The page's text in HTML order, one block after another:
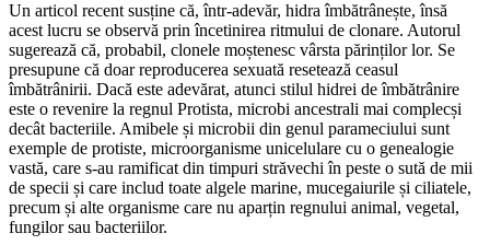
Un articol recent susține că, într-adevăr, hidra îmbătrânește, însă
acest lucru se observă prin încetinirea ritmului de clonare. Autorul
sugerează că, probabil, clonele moștenesc vârsta părinților lor. Se
presupune că doar reproducerea sexuată resetează ceasul
îmbătrânirii. Dacă este adevărat, atunci stilul hidrei de îmbătrânire
este o revenire la regnul Protista, microbi ancestrali mai complecși
decât bacteriile. Amibele și microbii din genul parameciului sunt
exemple de protiste, microorganisme unicelulare cu o genealogie
vastă, care s-au ramificat din timpuri străvechi în peste o sută de mii
de specii și care includ toate algele marine, mucegaiurile și ciliatele,
precum și alte organisme care nu aparțin regnului animal, vegetal,
fungilor sau bacteriilor.